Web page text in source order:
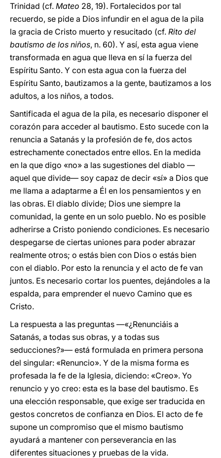
Trinidad (cf. Mateo 28, 19). Fortalecidos por tal
recuerdo, se pide a Dios infundir en el agua de la pila
la gracia de Cristo muerto y resucitado (cf. Rito del
bautismo de los niños, n. 60). Y así, esta agua viene
transformada en agua que lleva en sí la fuerza del
Espíritu Santo. Y con esta agua con la fuerza del
Espíritu Santo, bautizamos a la gente, bautizamos a los
adultos, a los niños, a todos.
Santificada el agua de la pila, es necesario disponer el
corazón para acceder al bautismo. Esto sucede con la
renuncia a Satanás y la profesión de fe, dos actos
estrechamente conectados entre ellos. En la medida
en la que digo «no» a las sugestiones del diablo —
aquel que divide— soy capaz de decir «sí» a Dios que
me llama a adaptarme a Él en los pensamientos y en
las obras. El diablo divide; Dios une siempre la
comunidad, la gente en un solo pueblo. No es posible
adherirse a Cristo poniendo condiciones. Es necesario
despegarse de ciertas uniones para poder abrazar
realmente otros; o estás bien con Dios o estás bien
con el diablo. Por esto la renuncia y el acto de fe van
juntos. Es necesario cortar los puentes, dejándoles a la
espalda, para emprender el nuevo Camino que es
Cristo.
La respuesta a las preguntas —«¿Renunciáis a
Satanás, a todas sus obras, y a todas sus
seducciones?»— está formulada en primera persona
del singular: «Renuncio». Y de la misma forma es
profesada la fe de la Iglesia, diciendo: «Creo». Yo
renuncio y yo creo: esta es la base del bautismo. Es
una elección responsable, que exige ser traducida en
gestos concretos de confianza en Dios. El acto de fe
supone un compromiso que el mismo bautismo
ayudará a mantener con perseverancia en las
diferentes situaciones y pruebas de la vida.